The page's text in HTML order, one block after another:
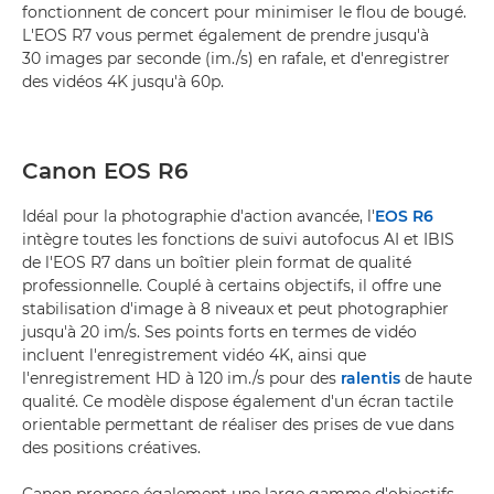
fonctionnent de concert pour minimiser le flou de bougé.
L'EOS R7 vous permet également de prendre jusqu'à
30 images par seconde (im./s) en rafale, et d'enregistrer
des vidéos 4K jusqu'à 60p.
Canon EOS R6
Idéal pour la photographie d'action avancée, l'EOS R6
intègre toutes les fonctions de suivi autofocus AI et IBIS
de l'EOS R7 dans un boîtier plein format de qualité
professionnelle. Couplé à certains objectifs, il offre une
stabilisation d'image à 8 niveaux et peut photographier
jusqu'à 20 im/s. Ses points forts en termes de vidéo
incluent l'enregistrement vidéo 4K, ainsi que
l'enregistrement HD à 120 im./s pour des ralentis de haute
qualité. Ce modèle dispose également d'un écran tactile
orientable permettant de réaliser des prises de vue dans
des positions créatives.